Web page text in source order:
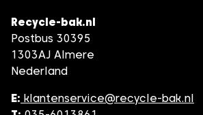
Recycle-bak.nl
Postbus 30395
1303AJ Almere
Nederland
E: klantenservice@recycle-bak.nl